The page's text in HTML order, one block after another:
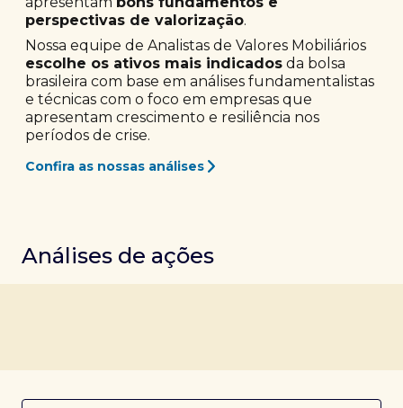
perspectivas de valorização.
Nossa equipe de Analistas de Valores Mobiliários
escolhe os ativos mais indicados da bolsa
brasileira com base em análises fundamentalistas
e técnicas com o foco em empresas que
apresentam crescimento e resiliência nos
períodos de crise.
Confira as nossas análises
Análises de ações